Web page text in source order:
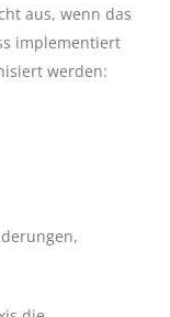
aus, wenn das
implementiert
werden: